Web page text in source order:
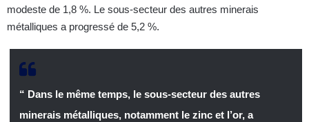
modeste de 1,8 %. Le sous-secteur des autres minerais
métalliques a progressé de 5,2 %.
“ Dans le même temps, le sous-secteur des autres
minerais métalliques, notamment le zinc et l’or, a